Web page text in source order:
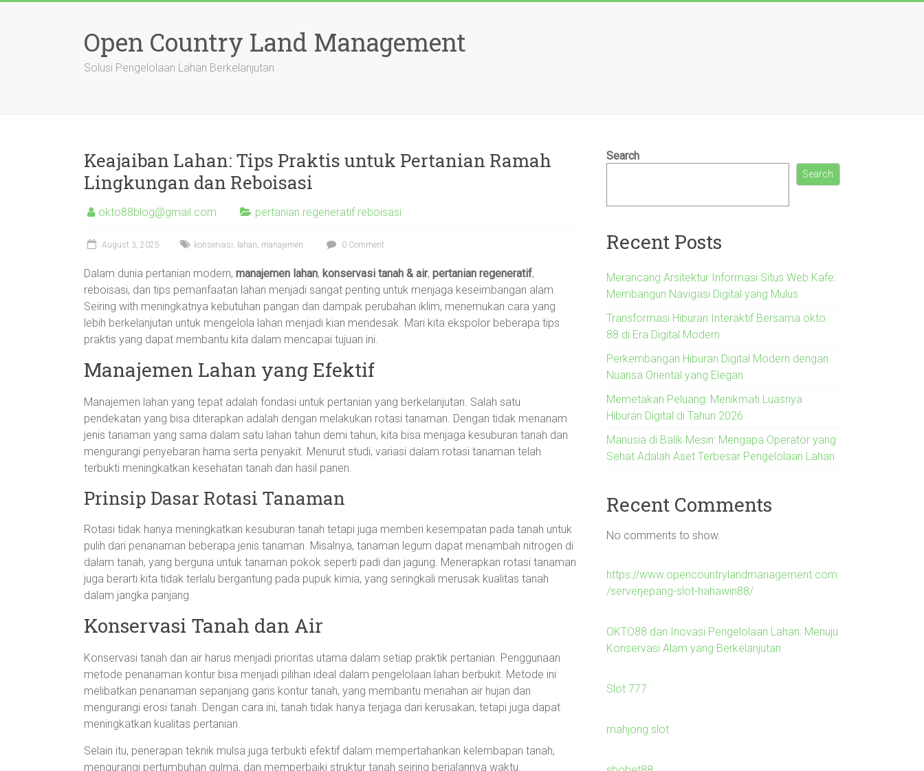
Open Country Land Management
Solusi Pengelolaan Lahan Berkelanjutan
Keajaiban Lahan: Tips Praktis untuk Pertanian Ramah
Lingkungan dan Reboisasi
okto88blog@gmail.com pertanian regeneratif reboisasi
August 3, 2025 konservasi, lahan, manajemen 0 Comment
Dalam dunia pertanian modern, manajemen lahan, konservasi tanah & air, pertanian regeneratif,
reboisasi, dan tips pemanfaatan lahan menjadi sangat penting untuk menjaga keseimbangan alam.
Seiring with meningkatnya kebutuhan pangan dan dampak perubahan iklim, menemukan cara yang
lebih berkelanjutan untuk mengelola lahan menjadi kian mendesak. Mari kita ekspolor beberapa tips
praktis yang dapat membantu kita dalam mencapai tujuan ini.
Manajemen Lahan yang Efektif
Manajemen lahan yang tepat adalah fondasi untuk pertanian yang berkelanjutan. Salah satu
pendekatan yang bisa diterapkan adalah dengan melakukan rotasi tanaman. Dengan tidak menanam
jenis tanaman yang sama dalam satu lahan tahun demi tahun, kita bisa menjaga kesuburan tanah dan
mengurangi penyebaran hama serta penyakit. Menurut studi, variasi dalam rotasi tanaman telah
terbukti meningkatkan kesehatan tanah dan hasil panen.
Prinsip Dasar Rotasi Tanaman
Rotasi tidak hanya meningkatkan kesuburan tanah tetapi juga memberi kesempatan pada tanah untuk
pulih dari penanaman beberapa jenis tanaman. Misalnya, tanaman legum dapat menambah nitrogen di
dalam tanah, yang berguna untuk tanaman pokok seperti padi dan jagung. Menerapkan rotasi tanaman
juga berarti kita tidak terlalu bergantung pada pupuk kimia, yang seringkali merusak kualitas tanah
dalam jangka panjang.
Konservasi Tanah dan Air
Konservasi tanah dan air harus menjadi prioritas utama dalam setiap praktik pertanian. Penggunaan
metode penanaman kontur bisa menjadi pilihan ideal dalam pengelolaan lahan berbukit. Metode ini
melibatkan penanaman sepanjang garis kontur tanah, yang membantu menahan air hujan dan
mengurangi erosi tanah. Dengan cara ini, tanah tidak hanya terjaga dari kerusakan, tetapi juga dapat
meningkatkan kualitas pertanian.
Selain itu, penerapan teknik mulsa juga terbukti efektif dalam mempertahankan kelembapan tanah,
mengurangi pertumbuhan gulma, dan memperbaiki struktur tanah seiring berjalannya waktu.
Search
Search
Recent Posts
Merancang Arsitektur Informasi Situs Web Kafe:
Membangun Navigasi Digital yang Mulus
Transformasi Hiburan Interaktif Bersama okto
88 di Era Digital Modern
Perkembangan Hiburan Digital Modern dengan
Nuansa Oriental yang Elegan
Memetakan Peluang: Menikmati Luasnya
Hiburan Digital di Tahun 2026
Manusia di Balik Mesin: Mengapa Operator yang
Sehat Adalah Aset Terbesar Pengelolaan Lahan
Recent Comments
No comments to show.
https://www.opencountrylandmanagement.com
/serverjepang-slot-hahawin88/
OKTO88 dan Inovasi Pengelolaan Lahan: Menuju
Konservasi Alam yang Berkelanjutan
Slot 777
mahjong slot